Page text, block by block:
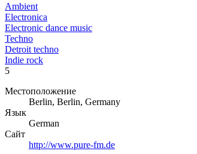
Ambient
Electronica
Electronic dance music
Techno
Detroit techno
Indie rock
5
Местоположение
Berlin, Berlin, Germany
Язык
German
Сайт
http://www.pure-fm.de